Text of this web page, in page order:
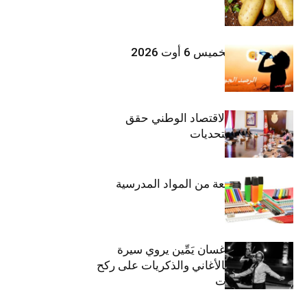
طقس اليوم الخميس 6 أوت 2026
وزيرة المالية: الاقتصاد الوطني حقق
مكاسب رغم التحديات
حجز 1926 قطعة من المواد المدرسية
الفنان اللبناني غسان يَمِّين يروي سيرة
شارل أزنافور بالأغاني والذكريات على ركح
مسرح الحمامات